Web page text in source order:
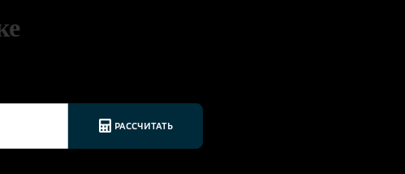
калькуляторе, выберите выгодное предложение из списка страховых